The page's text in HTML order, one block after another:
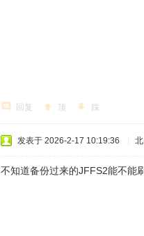
回复 顶 踩
发表于 2026-2-17 10:19:36
不知道备份过来的JFFS2能不能